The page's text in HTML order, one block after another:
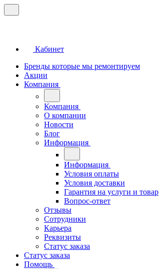
Кабинет
Бренды которые мы ремонтируем
Акции
Компания
Компания
О компании
Новости
Блог
Информация
Информация
Условия оплаты
Условия доставки
Гарантия на услуги и товар
Вопрос-ответ
Отзывы
Сотрудники
Карьера
Реквизиты
Статус заказа
Статус заказа
Помощь